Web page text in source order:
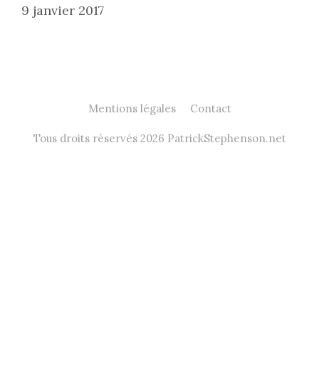
9 janvier 2017
Mentions légales Contact
Tous droits réservés 2026 PatrickStephenson.net